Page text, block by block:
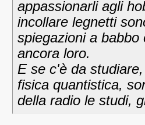
appassionarli agli
incollare legnetti
spiegazioni a
ancora loro.
E se c'è da
fisica quantistica,
della radio le studi,